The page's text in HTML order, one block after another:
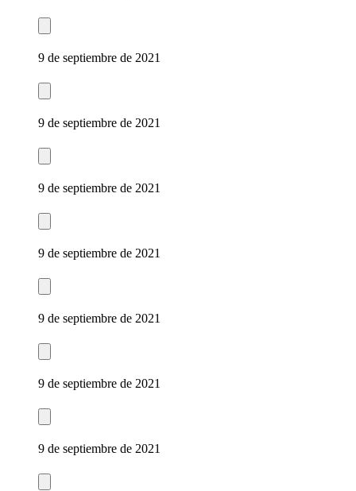
9 de septiembre de 2021
9 de septiembre de 2021
9 de septiembre de 2021
9 de septiembre de 2021
9 de septiembre de 2021
9 de septiembre de 2021
9 de septiembre de 2021